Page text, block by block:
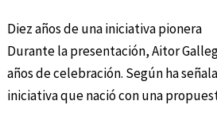
Diez años de una iniciativa pionera
Durante la presentación, Aitor
años de celebración. Según ha
iniciativa que nació con una